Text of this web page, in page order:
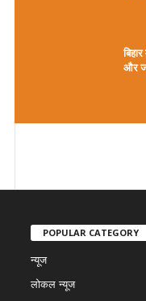
और
POPULAR CATEGORY
न्यूज
लोकल न्यूज